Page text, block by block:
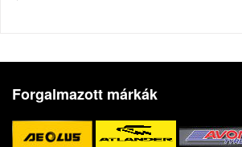
Forgalmazott márkák